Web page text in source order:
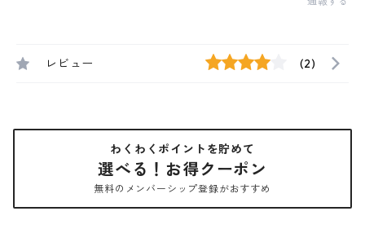
レビュー (2)
わくわくポイントを貯めて
選べる！お得クーポン
無料のメンバーシップ登録がおすすめ